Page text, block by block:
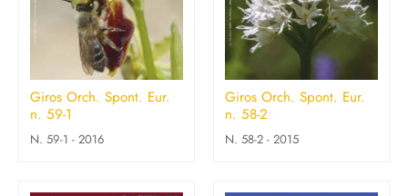
Giros Orch. Spont. Eur.
n. 59-1
N. 59-1 - 2016
Giros Orch. Spont. Eur.
n. 58-2
N. 58-2 - 2015